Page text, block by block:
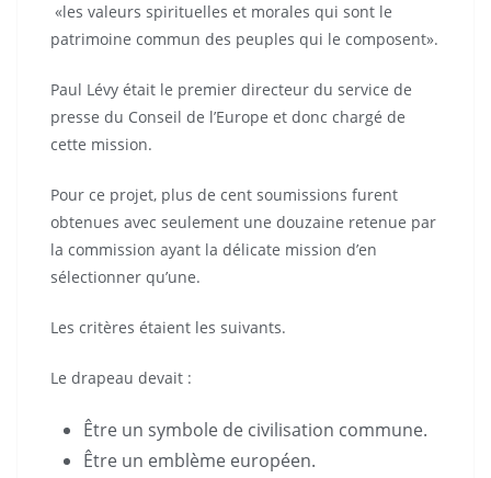
«les valeurs spirituelles et morales qui sont le
patrimoine commun des peuples qui le composent».
Paul Lévy était le premier directeur du service de
presse du Conseil de l’Europe et donc chargé de
cette mission.
Pour ce projet, plus de cent soumissions furent
obtenues avec seulement une douzaine retenue par
la commission ayant la délicate mission d’en
sélectionner qu’une.
Les critères étaient les suivants.
Le drapeau devait :
Être un symbole de civilisation commune.
Être un emblème européen.